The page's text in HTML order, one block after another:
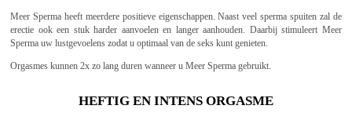
Meer Sperma heeft meerdere positieve eigenschappen. Naast veel sperma spuiten zal de
erectie ook een stuk harder aanvoelen en langer aanhouden. Daarbij stimuleert Meer
Sperma uw lustgevoelens zodat u optimaal van de seks kunt genieten.
Orgasmes kunnen 2x zo lang duren wanneer u Meer Sperma gebruikt.
HEFTIG EN INTENS ORGASME